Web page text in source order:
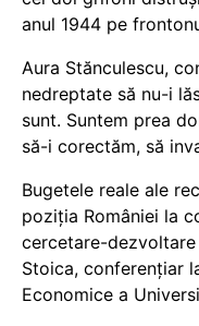
anul 1944 pe
Aura Stănculescu,
nedreptate să nu-i
sunt. Suntem prea
să-i corectăm, să
Bugetele reale ale
poziția României la
cercetare-
Stoica, conferențiar
Economice a